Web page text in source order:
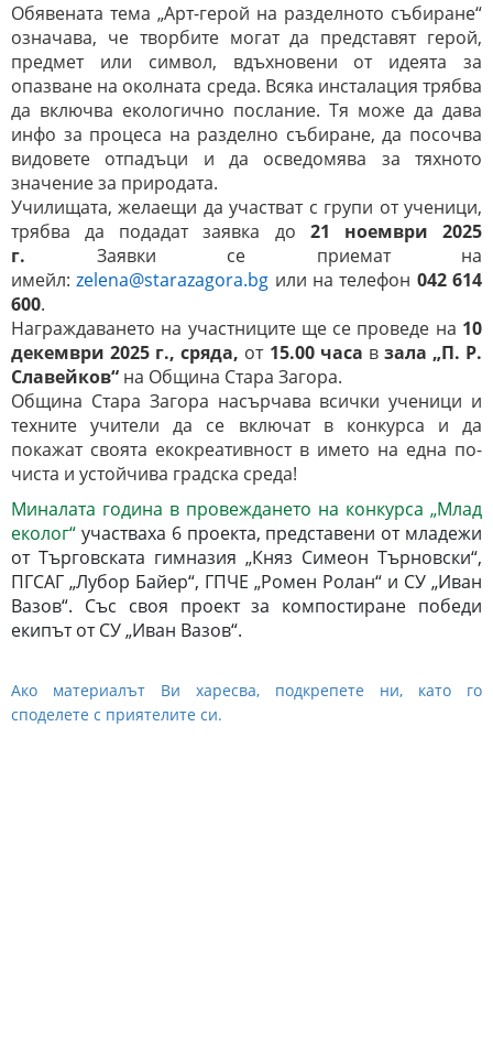
Обявената тема „Арт-герой на разделното събиране“
означава, че творбите могат да представят герой,
предмет или символ, вдъхновени от идеята за
опазване на околната среда. Всяка инсталация трябва
да включва екологично послание. Тя може да дава
инфо за процеса на разделно събиране, да посочва
видовете отпадъци и да осведомява за тяхното
значение за природата.
Училищата, желаещи да участват с групи от ученици,
трябва да подадат заявка до 21 ноември 2025
г. Заявки се приемат на
имейл:zelena@starazagora.bg или на телефон 042 614
600.
Награждаването на участниците ще се проведе на 10
декември 2025 г., сряда, от 15.00 часа в зала „П. Р.
Славейков“ на Община Стара Загора.
Община Стара Загора насърчава всички ученици и
техните учители да се включат в конкурса и да
покажат своята екокреативност в името на една по-
чиста и устойчива градска среда!
Миналата година в провеждането на конкурса „Млад
еколог“ участваха 6 проекта, представени от младежи
от Търговската гимназия „Княз Симеон Търновски“,
ПГСАГ „Лубор Байер“, ГПЧЕ „Ромен Ролан“ и СУ „Иван
Вазов“. Със своя проект за компостиране победи
екипът от СУ „Иван Вазов“.
Ако материалът Ви харесва, подкрепете ни, като го
споделете с приятелите си.